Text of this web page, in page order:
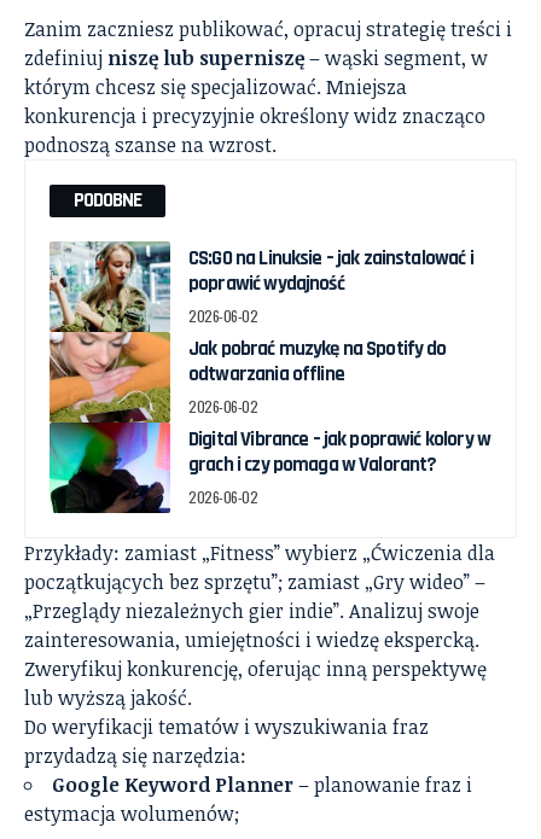
Zanim zaczniesz publikować, opracuj strategię treści i
zdefiniuj niszę lub superniszę– wąski segment, w
którym chcesz się specjalizować. Mniejsza
konkurencja i precyzyjnie określony widz znacząco
podnoszą szanse na wzrost.
PODOBNE
CS:GO na Linuksie – jak zainstalować i
poprawić wydajność
2026-06-02
Jak pobrać muzykę na Spotify do
odtwarzania offline
2026-06-02
Digital Vibrance – jak poprawić kolory w
grach i czy pomaga w Valorant?
2026-06-02
Przykłady: zamiast „Fitness” wybierz „Ćwiczenia dla
początkujących bez sprzętu”; zamiast „Gry wideo” –
„Przeglądy niezależnych gier indie”. Analizuj swoje
zainteresowania, umiejętności i wiedzę ekspercką.
Zweryfikuj konkurencję, oferując inną perspektywę
lub wyższą jakość.
Do weryfikacji tematów i wyszukiwania fraz
przydadzą się narzędzia:
Google Keyword Planner– planowanie fraz i
estymacja wolumenów;